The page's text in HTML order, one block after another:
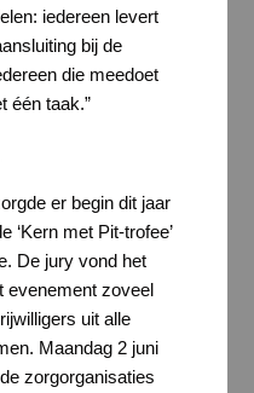
iedereen levert
bij de
die meedoet
één taak.”
er begin dit jaar
‘Kern met Pit-trofee’
De jury vond het
evenement zoveel
uit alle
Maandag 2 juni
zorgorganisaties